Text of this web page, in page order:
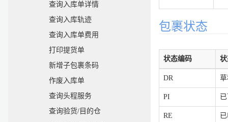
查询入库单详情
查询入库轨迹
查询入库单费用
打印提货单
新增子包裹条码
作废入库单
查询头程服务
查询验货/目的仓
包裹状态
状态编码
DR
PI
RE